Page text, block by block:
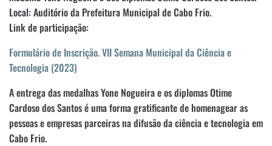
Local: Auditório da Prefeitura Municipal de Cabo Frio.
Link de participação:
Formulário de Inscrição. VII Semana Municipal da Ciência e
Tecnologia (2023)
A entrega das medalhas Yone Nogueira e os diplomas Otime
Cardoso dos Santos é uma forma gratificante de homenagear as
pessoas e empresas parceiras na difusão da ciência e tecnologia em
Cabo Frio.